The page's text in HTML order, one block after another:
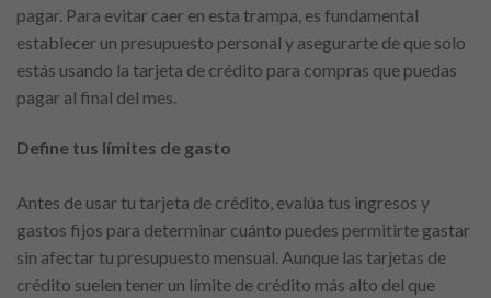
pagar. Para evitar caer en esta trampa, es fundamental
establecer un presupuesto personal y asegurarte de que solo
estás usando la tarjeta de crédito para compras que puedas
pagar al final del mes.
Define tus límites de gasto
Antes de usar tu tarjeta de crédito, evalúa tus ingresos y
gastos fijos para determinar cuánto puedes permitirte gastar
sin afectar tu presupuesto mensual. Aunque las tarjetas de
crédito suelen tener un límite de crédito más alto del que